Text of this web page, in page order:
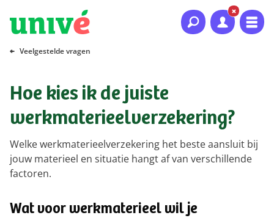
Naar hoofdinhoud
Naar hoofdnavigatie
Naar footer
Veelgestelde vragen
Hoe kies ik de juiste
werkmaterieelverzekering?
Welke werkmaterieelverzekering het beste aansluit bij
jouw materieel en situatie hangt af van verschillende
factoren.
Wat voor werkmaterieel wil je